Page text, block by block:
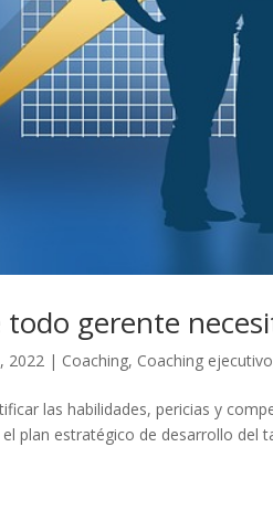
todo gerente
2022 | Coaching, Coaching ejecutivo
las habilidades, pericias y
plan estratégico de desarrollo del